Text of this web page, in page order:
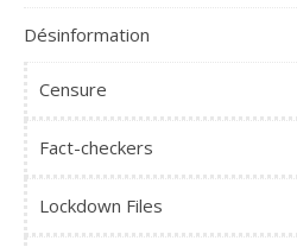
Désinformation
Censure
Fact-checkers
Lockdown Files